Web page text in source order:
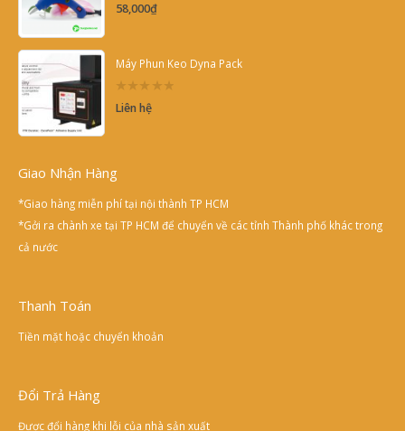
out
58,000₫
Máy Phun Keo Dyna Pack
0
out
Liên hệ
Giao Nhận Hàng
*Giao hàng miễn phí tại nội thành TP HCM
*Gởi ra chành xe tại TP HCM để chuyển về các tỉnh Thành phố khác trong
cả nước
Thanh Toán
Tiền mặt hoặc chuyển khoản
Đổi Trả Hàng
Được đổi hàng khi lỗi của nhà sản xuất